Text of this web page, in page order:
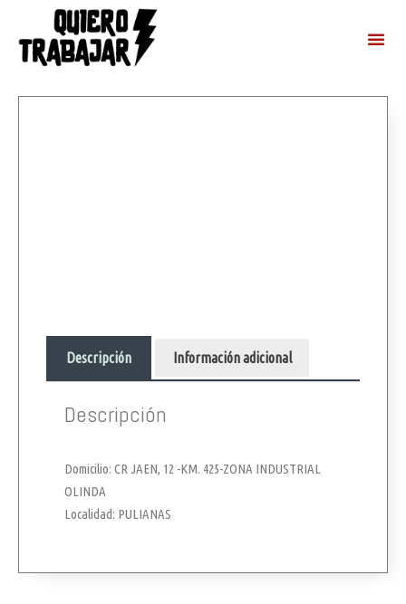
Descripción Información adicional
Descripción
Domicilio: CR JAEN, 12 -KM. 425-ZONA INDUSTRIAL
OLINDA
Localidad: PULIANAS